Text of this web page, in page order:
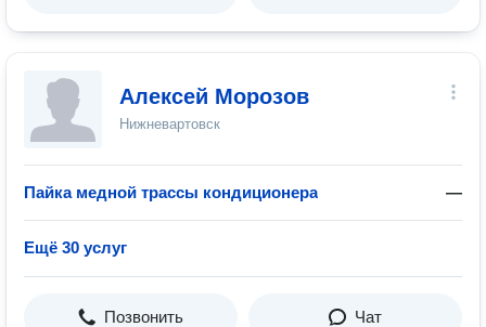
Алексей Морозов
Нижневартовск
Пайка медной трассы кондиционера —
Ещё 30 услуг
Позвонить Чат